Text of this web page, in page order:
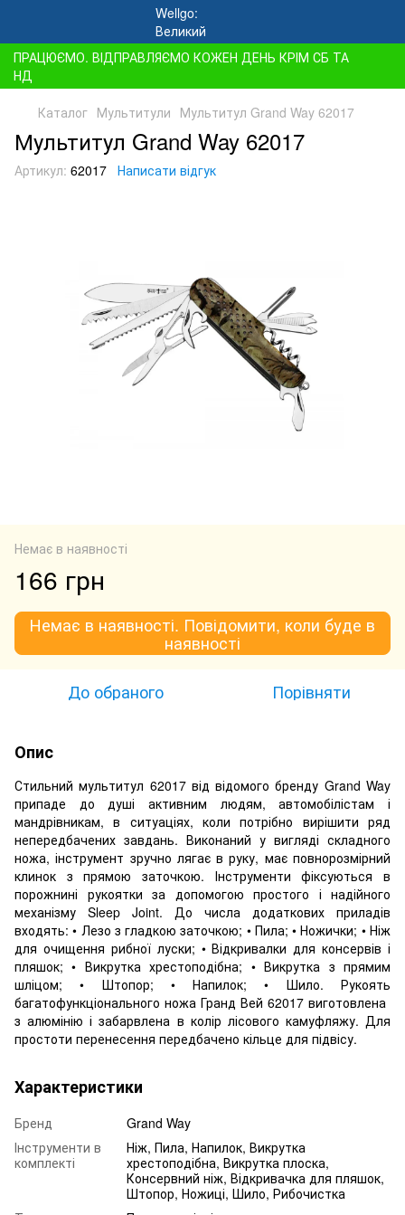
ПРАЦЮЄМО. ВІДПРАВЛЯЄМО КОЖЕН ДЕНЬ КРІМ СБ ТА
НД
Каталог Мультитули Мультитул Grand Way 62017
Мультитул Grand Way 62017
Артикул: 62017 Написати відгук
Немає в наявності
166 грн
Немає в наявності. Повідомити, коли буде в
наявності
До обраного Порівняти
Опис
Стильний мультитул 62017 від відомого бренду Grand Way
припаде до душі активним людям, автомобілістам і
мандрівникам, в ситуаціях, коли потрібно вирішити ряд
непередбачених завдань. Виконаний у вигляді складного
ножа, інструмент зручно лягає в руку, має повнорозмірний
клинок з прямою заточкою. Інструменти фіксуються в
порожнині рукоятки за допомогою простого і надійного
механізму Sleep Joint. До числа додаткових приладів
входять: • Лезо з гладкою заточкою; • Пила; • Ножички; • Ніж
для очищення рибної луски; • Відкривалки для консервів і
пляшок; • Викрутка хрестоподібна; • Викрутка з прямим
шліцом; • Штопор; • Напилок; • Шило. Рукоять
багатофункціонального ножа Гранд Вей 62017 виготовлена ​​
з алюмінію і забарвлена ​​в колір лісового камуфляжу. Для
простоти перенесення передбачено кільце для підвісу.
Характеристики
Бренд
Grand Way
Інструменти в
комплекті
Ніж, Пила, Напилок, Викрутка
хрестоподібна, Викрутка плоска,
Консервний ніж, Відкривачка для пляшок,
Штопор, Ножиці, Шило, Рибочистка